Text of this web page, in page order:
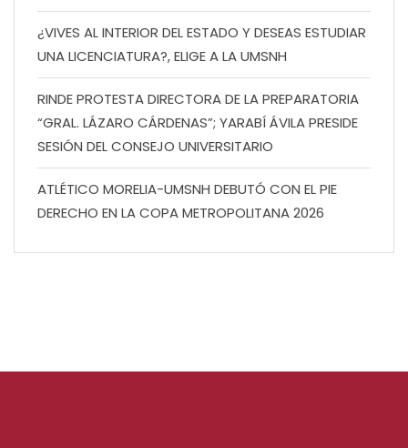
¿VIVES AL INTERIOR DEL ESTADO Y DESEAS ESTUDIAR
UNA LICENCIATURA?, ELIGE A LA UMSNH
RINDE PROTESTA DIRECTORA DE LA PREPARATORIA
“GRAL. LÁZARO CÁRDENAS”; YARABÍ ÁVILA PRESIDE
SESIÓN DEL CONSEJO UNIVERSITARIO
ATLÉTICO MORELIA-UMSNH DEBUTÓ CON EL PIE
DERECHO EN LA COPA METROPOLITANA 2026